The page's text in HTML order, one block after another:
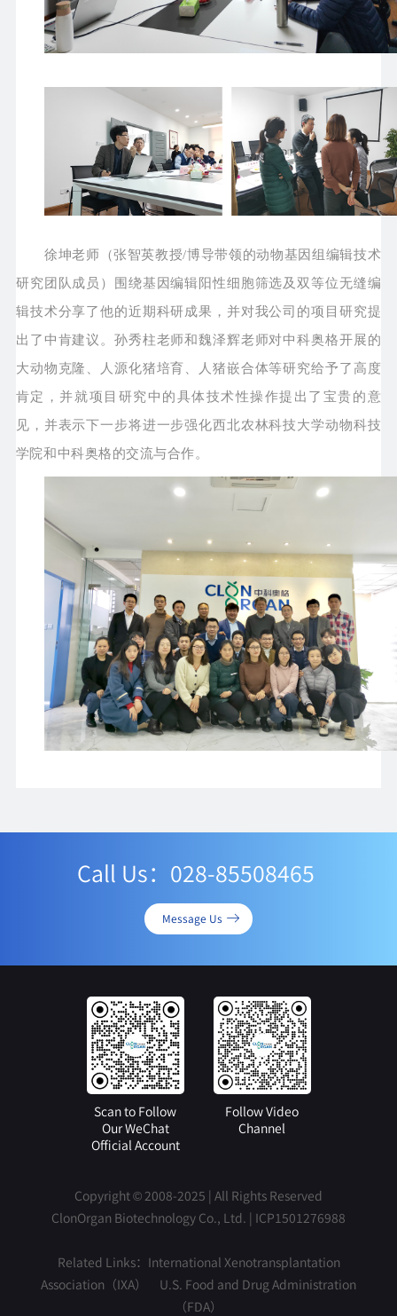
徐坤老师（张智英教授/博导带领的动物基因组编辑技术
研究团队成员）围绕基因编辑阳性细胞筛选及双等位无缝编
辑技术分享了他的近期科研成果，并对我公司的项目研究提
出了中肯建议。孙秀柱老师和魏泽辉老师对中科奥格开展的
大动物克隆、人源化猪培育、人猪嵌合体等研究给予了高度
肯定，并就项目研究中的具体技术性操作提出了宝贵的意
见，并表示下一步将进一步强化西北农林科技大学动物科技
学院和中科奥格的交流与合作。
Call Us：028-85508465
Message Us
Scan to Follow
Our WeChat
Official Account
Follow Video
Channel
Copyright © 2008-2025 | All Rights Reserved
ClonOrgan Biotechnology Co., Ltd. | ICP1501276988
Related Links： International Xenotransplantation
Association（IXA）
U.S. Food and Drug Administration
（FDA）